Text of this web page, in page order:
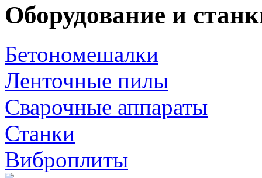
Оборудование и
Бетономешалки
Ленточные пилы
Сварочные аппараты
Станки
Виброплиты